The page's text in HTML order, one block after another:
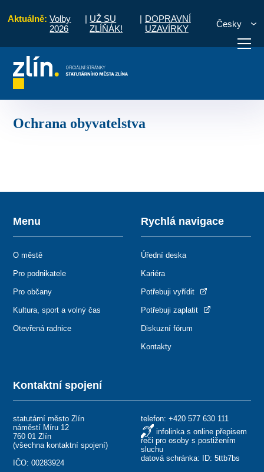
Aktuálně: Volby
2026
| UŽ SU
ZLÍŇÁK!
| DOPRAVNÍ
UZAVÍRKY
Česky
vyřídit Potřebuji zaplatit
Ochrana obyvatelstva
Kontaktní spojení
statutární město Zlín
náměstí Míru 12
760 01 Zlín
(všechna kontaktní spojení)
IČO: 00283924
telefon: +420 577 630 111
infolinka s online přepisem
řeči pro osoby s postižením
sluchu
datová schránka: ID: 5ttb7bs
Menu
O městě
Pro podnikatele
Pro občany
Kultura, sport a volný čas
Otevřená radnice
Rychlá navigace
Úřední deska
Kariéra
Potřebuji vyřídit
Potřebuji zaplatit
Diskuzní fórum
Kontakty